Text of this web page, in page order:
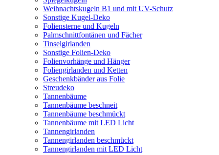
Weihnachtskugeln B1 und mit UV-Schutz
Sonstige Kugel-Deko
Foliensterne und Kugeln
Palmschnittfontänen und Fächer
Tinselgirlanden
Sonstige Folien-Deko
Folienvorhänge und Hänger
Foliengirlanden und Ketten
Geschenkbänder aus Folie
Streudeko
Tannenbäume
Tannenbäume beschneit
Tannenbäume beschmückt
Tannenbäume mit LED Licht
Tannengirlanden
Tannengirlanden beschmückt
Tannengirlanden mit LED Licht